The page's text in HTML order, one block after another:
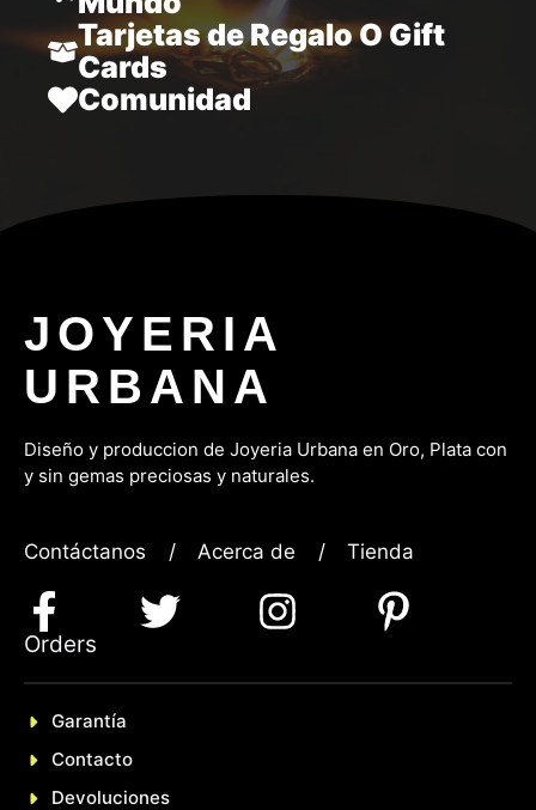
Tarjetas de Regalo O Gift
Cards
Comunidad
JOYERIA
URBANA
Diseño y produccion de Joyeria Urbana en Oro, Plata con
y sin gemas preciosas y naturales.
Contáctanos / Acerca de / Tienda
Orders
Garantía
Contacto
Devoluciones